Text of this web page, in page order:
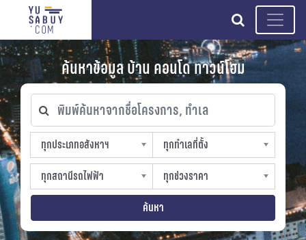
search
ค้นหาข้อมูล บ้าน คอนโด ทาวน์โฮม
พิมพ์ค้นหาจากชื่อโครงการ, ทำเล
ทุกประเภทอสังหาฯ
ทุกประเภทอสังหาฯ
sproperty
ทุกทำเลที่ตั้ง
ทุกทำเลที่ตั้ง
slocation
ทุกสถานีรถไฟฟ้า
ทุกสถานีรถไฟฟ้า
strain-station
ทุกช่วงราคา
ทุกช่วงราคา
sprice
ค้นหา